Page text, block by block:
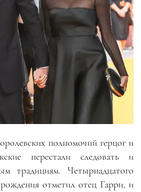
полномочий герцог и
перестали следовать и
традициям. Четырнадцатого
отметил отец Гарри, и